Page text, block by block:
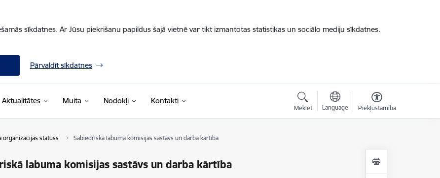
sīkdatnes. Ar Jūsu piekrišanu papildus šajā vietnē var tikt izmantotas statistikas un sociālo mediju sīkdatnes.
Pārvaldīt sīkdatnes
Aktualitātes Muita Nodokļi Kontakti
Meklēt Language Piekļūstamība
organizācijas statuss Sabiedriskā labuma komisijas sastāvs un darba kārtība
labuma komisijas sastāvs un darba kārtība